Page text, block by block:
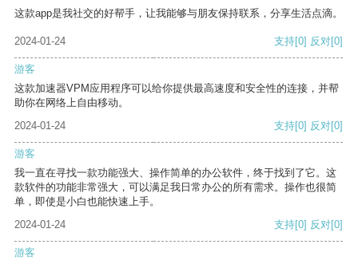
这款app是我社交的好帮手，让我能够与朋友保持联系，分享生活点滴。
2024-01-24 支持[0] 反对[0]
游客
这款加速器VPM应用程序可以给你提供最高速度和安全性的连接，并帮
助你在网络上自由移动。
2024-01-24
支持[0] 反对[0]
游客
我一直在寻找一款功能强大、操作简单的办公软件，终于找到了它。这
款软件的功能非常强大，可以满足我日常办公的所有需求。操作也很简
单，即使是小白也能快速上手。
2024-01-24
支持[0] 反对[0]
游客